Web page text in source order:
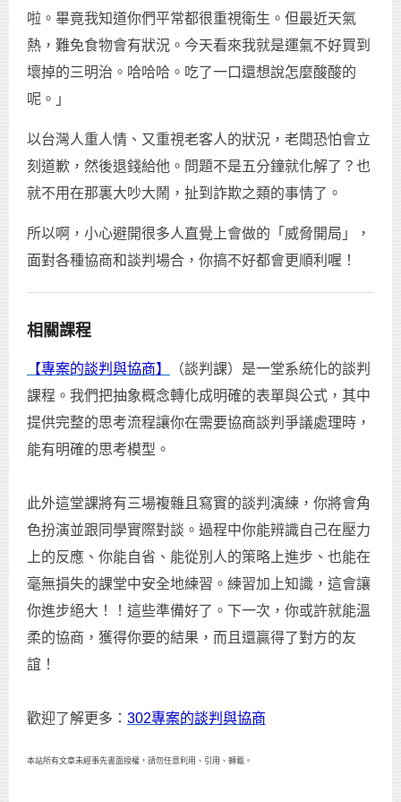
啦。畢竟我知道你們平常都很重視衛生。但最近天氣
熱，難免食物會有狀況。今天看來我就是運氣不好買到
壞掉的三明治。哈哈哈。吃了一口還想說怎麼酸酸的
呢。」
以台灣人重人情、又重視老客人的狀況，老闆恐怕會立
刻道歉，然後退錢給他。問題不是五分鐘就化解了？也
就不用在那裏大吵大鬧，扯到詐欺之類的事情了。
所以啊，小心避開很多人直覺上會做的「威脅開局」，
面對各種協商和談判場合，你搞不好都會更順利喔！
相關課程
【專案的談判與協商】
（談判課）是一堂系統化的談判
課程。我們把抽象概念轉化成明確的表單與公式，其中
提供完整的思考流程讓你在需要協商談判爭議處理時，
能有明確的思考模型。
此外這堂課將有三場複雜且寫實的談判演練，你將會角
色扮演並跟同學實際對談。過程中你能辨識自己在壓力
上的反應、你能自省、能從別人的策略上進步、也能在
毫無損失的課堂中安全地練習。練習加上知識，這會讓
你進步絕大！！這些準備好了。下一次，你或許就能溫
柔的協商，獲得你要的結果，而且還贏得了對方的友
誼！
歡迎了解更多： 302專案的談判與協商
本站所有文章未經事先書面授權，請勿任意利用、引用、轉載。